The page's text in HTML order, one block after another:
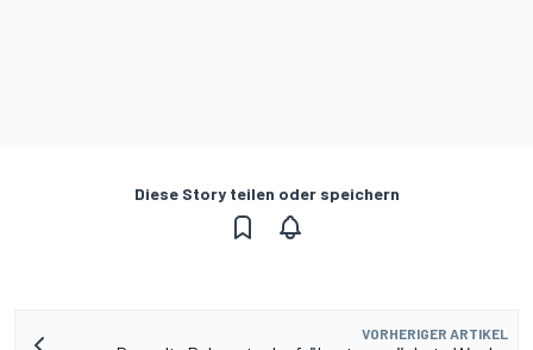
Diese Story teilen oder speichern
VORHERIGER ARTIKEL